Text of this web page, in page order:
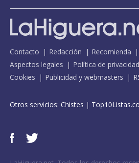
Contacto Redacción Recomienda
Aspectos legales
Política de privacidad
Cookies
Publicidad y webmasters
Otros servicios: Chistes |